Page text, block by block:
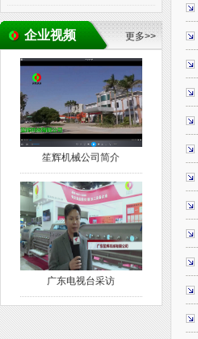
企业视频 更多>>
笙辉机械公司简介
广东电视台采访